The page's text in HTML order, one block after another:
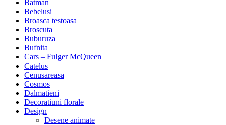
Batman
Bebelusi
Broasca testoasa
Broscuta
Buburuza
Bufnita
Cars – Fulger McQueen
Catelus
Cenusareasa
Cosmos
Dalmatieni
Decoratiuni florale
Design
Desene animate